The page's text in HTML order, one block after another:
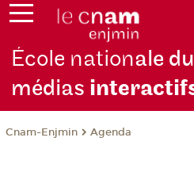
École nationale
médias
Cnam-Enjmin Agenda